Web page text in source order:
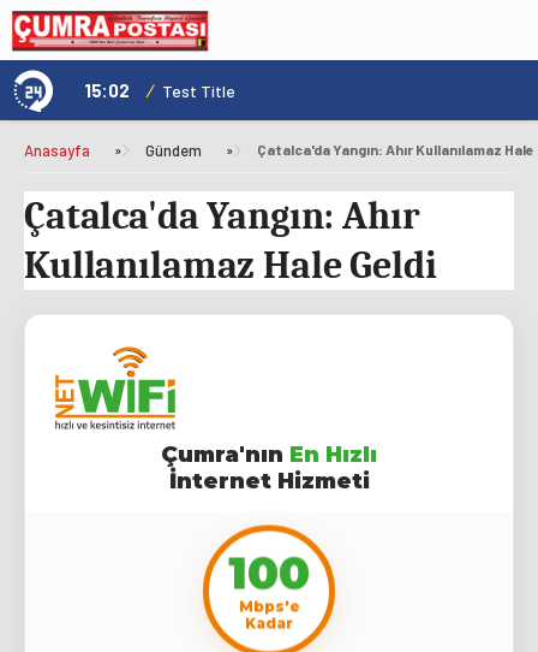
15:02 / Test Title
Anasayfa » Gündem » Çatalca'da Yangın: Ahır Kullanılamaz Hale
Çatalca'da Yangın: Ahır
Kullanılamaz Hale Geldi
Çumra'nın En Hızlı
İnternet Hizmeti
100
Mbps'e
Kadar